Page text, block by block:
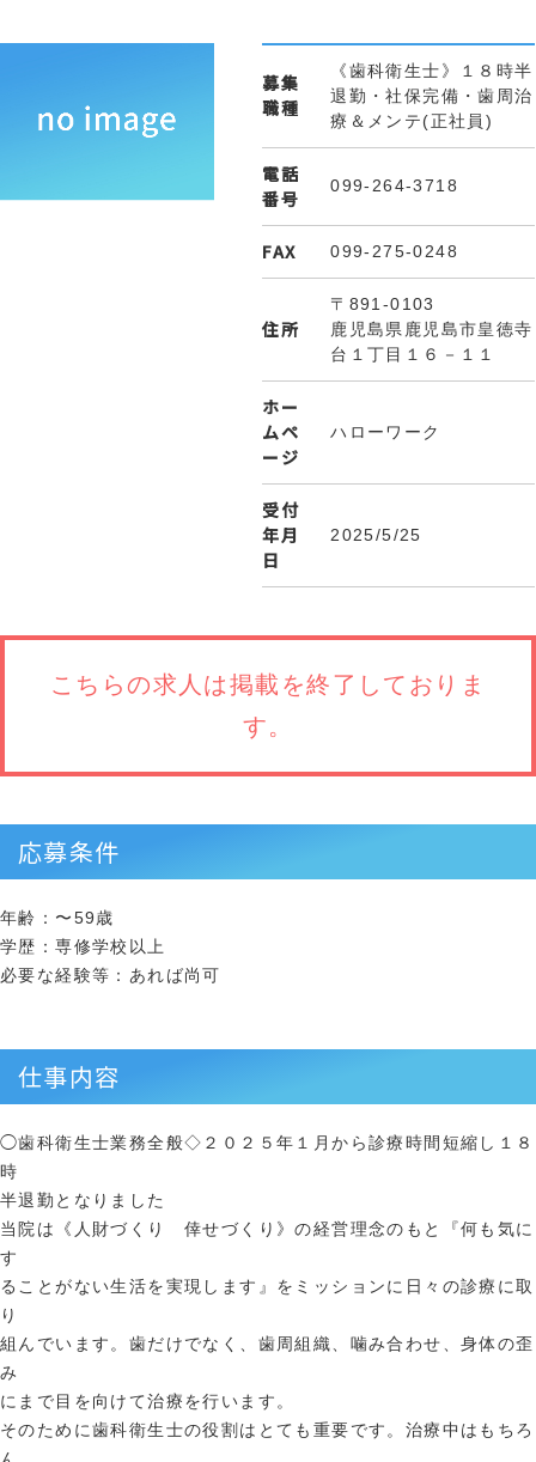
募集
職種
《歯科衛生士》１８時半
退勤・社保完備・歯周治
療＆メンテ(正社員)
電話
番号
099-264-3718
FAX 099-275-0248
住所
〒891-0103
鹿児島県鹿児島市皇徳寺
台１丁目１６－１１
ホー
ムペ
ージ
ハローワーク
受付
年月
日
2025/5/25
こちらの求人は掲載を終了しておりま
す。
応募条件
年齢：〜59歳
学歴：専修学校以上
必要な経験等：あれば尚可
仕事内容
◯歯科衛生士業務全般◇２０２５年１月から診療時間短縮し１８
時
半退勤となりました
当院は《人財づくり 倖せづくり》の経営理念のもと『何も気に
す
ることがない生活を実現します』をミッションに日々の診療に取
り
組んでいます。歯だけでなく、歯周組織、噛み合わせ、身体の歪
み
にまで目を向けて治療を行います。
そのために歯科衛生士の役割はとても重要です。治療中はもちろ